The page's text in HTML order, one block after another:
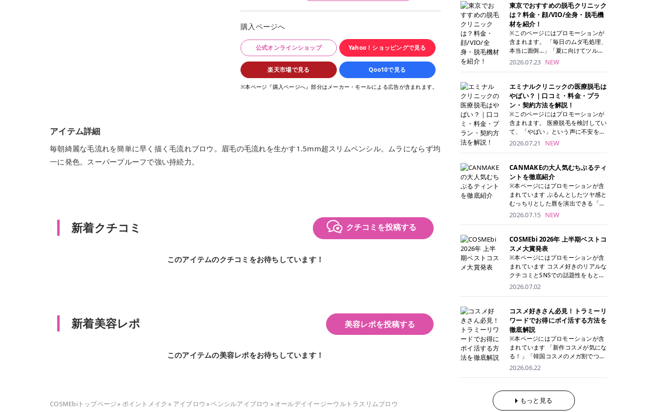
購入ページへ
公式オンラインショップ Yahoo！ショッピングで見る
楽天市場で見る Qoo10で見る
※本ページ『購入ページへ』部分はメーカー・モールによる広告が含まれます。
アイテム詳細
毎朝綺麗な毛流れを簡単に早く描く毛流れブロウ。眉毛の毛流れを生かす1.5mm超スリムペンシル。ムラにならず均
一に発色。スーパープルーフで強い持続力。
新着クチコミ クチコミを投稿する
このアイテムのクチコミをお待ちしています！
新着美容レポ 美容レポを投稿する
このアイテムの美容レポをお待ちしています！
COSMEbiトップページ» ポイントメイク » アイブロウ »ペンシルアイブロウ » オールデイイージーウルトラスリムブロウ
トナーパッドは洗顔後に肌をやさし
く拭き取ることで、古い角質や余分
な皮脂汚れをオフしながら、うるお
いを与えられるのが特徴✨ さらに、
気になる部分には数分のせて部分用
パックとしても使用できるため、1
両方を叶えられます。 韓国コスメブ
ランドを中心に人気を集めていまし
たが、現在では日本でも定番のスキ
ンケアアイテムとして幅広い世代に
愛用されています。 トナーパッドの
特徴 トナーパッドと拭き取り化粧水
の違い 「トナーパッド」と「拭き取
り化粧水」はどちらも洗顔後に使用
するスキンケアアイテムですが、使
い方や特徴に違いがあります。 トナ
ーパッドは、化粧水があらかじめパ
ッドに含まれているため、コットン
を用意する手間がなく、忙しい朝で
もサッと使えるのが魅力です。 ま
た、保湿成分を豊富に配合した商品
が多く、拭き取り後にそのまま部分
用パックとして使えるトナーパッド
も増えています。 一方、拭き取り化
粧水は液体タイプのため、コットン
整しやすく、お気に入りの化粧水を
使いたい方やコストを抑えて続けた
い方にもおすすめです。 トナーパッ
ドのメリット トナーパッドは、角質
ケア・保湿ケア・部分用パックまで
1枚で行える便利なスキンケアアイ
テムです。 ここでは、トナーパッド
す。 古い角質や皮脂汚れをやさしく
オフ トナーパッドを使用すること
で、洗顔だけでは落としきれない古
い角質や余分な皮脂汚れをやさしく
拭き取り、なめらかな肌へ整えま
す。 保湿ケアまで1枚でできる 保湿
成分を配合したトナーパッドなら、
ケアにもぴったりです。 部分パック
としても使える 多くのトナーパッド
は、乾燥が気になる頬や額、小鼻な
東京でおすすめの脱毛クリニック
は？料金・顔/VIO/全身・脱毛機
材を紹介！
※このページにはプロモーションが
含まれます。 「毎日のムダ毛処理、
本当に面倒…」「夏に向けてツルツ
ル肌になりたい！」 そう思って東京
べばいいの？と迷ってしまいますよ
ね。 この記事では、医療脱毛の基本
から、東京で特に通いやすいフレイ
アクリニック・レジーナクリニッ
ク・エミナルクリニック・リゼクリ
ニックの4院について、分かりやす
リニックを見つけて、面倒な自己処
理から卒業しちゃいましょう♪ クリ
ニック 全身＋VIO 全身＋VIO＋顔 特
徴 脱毛器 詳細 フレイアクリニック
52,800円(税込)/5回 94,600円(税
込)/5回 肌への負担に配慮しなが
ら、コストパフォーマンスも重視し
たい方に！ メディオスターモノリス
メディオスターNeXT PRO 公式サイ
ト> レジーナクリニック 52,800円
(税込)/5回 99,000円(税込)/5回 ジェ
ントルシリーズを選べるため、脱毛
機にこだわりたい方におすすめ！ ジ
ェントルマックスプロ ジェントルマ
ックスプロプラス ジェントルレーズ
プロ ソプラノチタニウム 公式サイ
ト> エミナルクリニック 49,500円
(税込)/6回 93,500円(税込)/6回 エミ
定！月々払いも安くて通いやすい ク
リスタルプロ 公式サイト> リゼクリ
ニック 109,800円(税込)/5回 144,80
0円(税込)/5回 毛質に合わせて脱毛
機を選択可能！有効期限も5年と長
くマイペースに通いやすい ラシャ
メディオスターNeXT PRO ジェント
ルYAGプロ 公式サイト> ｜そもそも
うの？ 脱毛を考えたときに、まず悩
むのが「医療脱毛とエステ脱毛、ど
2026.07.23 NEW
エミナルクリニックの医療脱毛は
やばい？｜口コミ・料金・プラ
ン・契約方法を解説！
※このページにはプロモーションが
含まれます。 医療脱毛を検討してい
て、「やばい」という声に不安を抱
える方も多いのではないでしょう
体系をはじめ、学生や友人同士でお
得になる割引キャンペーン、無料カ
ウンセリングから施術までの具体的
なステップを分かりやすく解説しま
す。 これから手軽に全身医療脱毛を
後までチェックして、ご自身にぴっ
ください！ クリニック 全身＋VIO
全身＋VIO＋顔 特徴 脱毛器 詳細 フ
レイアクリニック 52,800円(税込)/5
回 94,600円(税込)/5回 肌への負担
に配慮しながら、コストパフォーマ
ンスも重視したい方に！ メディオス
ターモノリス メディオスターNeXT
PRO 公式サイト> レジーナクリニッ
ク 52,800円(税込)/5回 99,000円(税
込)/5回 ジェントルシリーズを選べ
るため、脱毛機にこだわりたい方に
おすすめ！ ジェントルマックスプロ
ジェントルマックスプロプラス ジェ
ントルレーズプロ ソプラノチタニウ
ム 公式サイト> エミナルクリニック
49,500円(税込)/6回 93,500円(税
込)/6回 エミナルクリニックの始め
通いやすい クリスタルプロ 公式サ
イト> リゼクリニック 109,800円(税
2026.07.21 NEW
CANMAKEの大人気むちぷるティ
ントを徹底紹介
※本ページにはプロモーションが含
まれています ぷるんとしたツヤ感と
むっちりとした唇を演出できる「C
ANMAKE（キャンメイク）むちぷる
湿ケアも叶えられることから、SNS
でも話題の人気リップです。 「自分
にはどのカラーが似合う？」「イエ
ベ・ブルベ別のおすすめは？」と気
になっている方も多いのではないで
とともにご紹介！それぞれの色味や
なメイクに合うのかまで詳しく解説
します✨ ※メイクアップ効果による
CANMAKE むちぷるティントとは？
CANMAKE むちぷるティントは、テ
ィント・プランパー・保湿ケアを1
本で叶えるリップです。 するすると
塗れるなめらかなテクスチャーで、
縦ジワをカバーしながら、むっちり
としたツヤのある唇を演出します。
るため、乾燥しにくくデイリー使い
にもぴったり！ アイテム詳細を見る
2026.07.15 NEW
COSMEbi 2026年 上半期ベストコ
スメ大賞発表
※本ページにはプロモーションが含
まれています コスメ好きのリアルな
クチコミとSNSでの話題性をもとに
選出された、COSMEbi 2026年上半
た名品たちを、カテゴリ別にご紹介
します。 本記事では、2025年11月
～2026年4月までの半年間におい
て、COSMEbi内でのクチコミとSN
Sでの話題性を元に選出されたコス
メやスキンケアなどの化粧品を「総
国コスメ」に分けて1位～3位までを
ランキング形式で発表！ 2026年上
半期 総合大賞 AMUSE（アミュー
ズ）「 ジェルフィットグロス」 👑
「ジェルフィットグロス」の特徴 唇
2026.07.02
コスメ好きさん必見！トラミーリ
ワードでお得にポイ活する方法を
徹底解説
※本ページにはプロモーションが含
まれています 「新作コスメが気にな
る！」「韓国コスメのメガ割でつい
買いすぎてしまう……」 そんな美容
を少し工夫するだけでポイントを貯
められるため、コスメやスキンケア
にかかる費用を少しでも抑えたい方
2026.06.22
もっと見る